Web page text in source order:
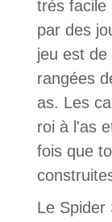
très facile
par des
jeu est de
rangées
as. Les
roi à l'as
fois que
Le Spider